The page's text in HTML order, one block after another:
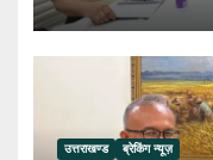
उत्तराखण्ड ब्रेकिंग न्यूज़